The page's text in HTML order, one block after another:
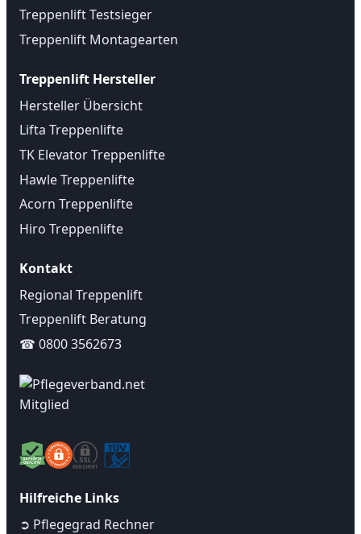
Treppenlift Testsieger
Treppenlift Montagearten
Treppenlift Hersteller
Hersteller Übersicht
Lifta Treppenlifte
TK Elevator Treppenlifte
Hawle Treppenlifte
Acorn Treppenlifte
Hiro Treppenlifte
Kontakt
Regional Treppenlift
Treppenlift Beratung
☎ 0800 3562673
Hilfreiche Links
➲ Pflegegrad Rechner